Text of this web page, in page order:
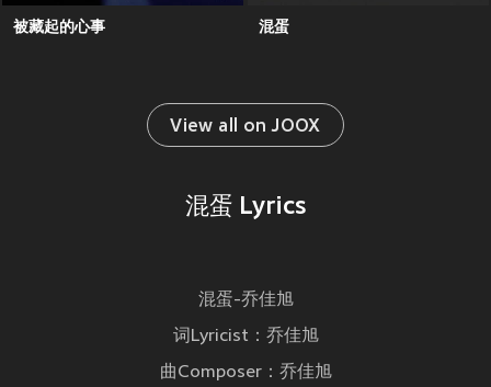
被藏起的心事 混蛋
View all on JOOX
混蛋 Lyrics
混蛋-乔佳旭
词Lyricist：乔佳旭
曲Composer：乔佳旭